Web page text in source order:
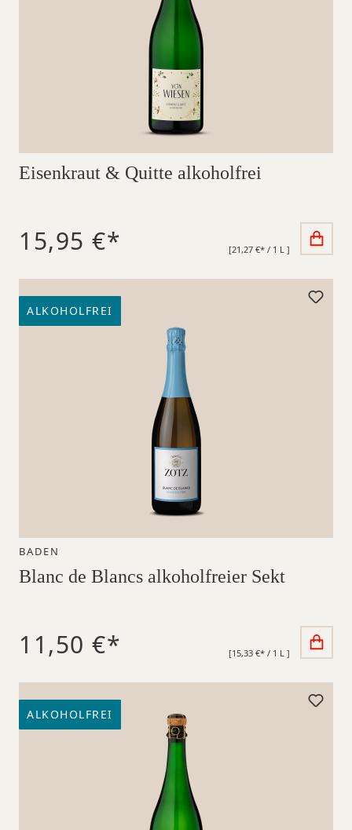
Eisenkraut & Quitte alkoholfrei
15,95 €* [21,27 €* / 1 L ]
ALKOHOLFREI
BADEN
Blanc de Blancs alkoholfreier Sekt
11,50 €* [15,33 €* / 1 L ]
ALKOHOLFREI